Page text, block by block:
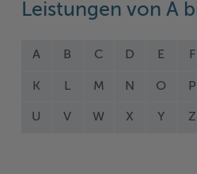
Leistungen von A
A B C D E F
K L M N O P
U V W X Y Z